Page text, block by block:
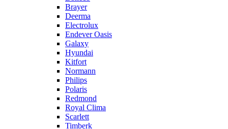
Brayer
Deerma
Electrolux
Endever Oasis
Galaxy
Hyundai
Kitfort
Normann
Philips
Polaris
Redmond
Royal Clima
Scarlett
Timberk